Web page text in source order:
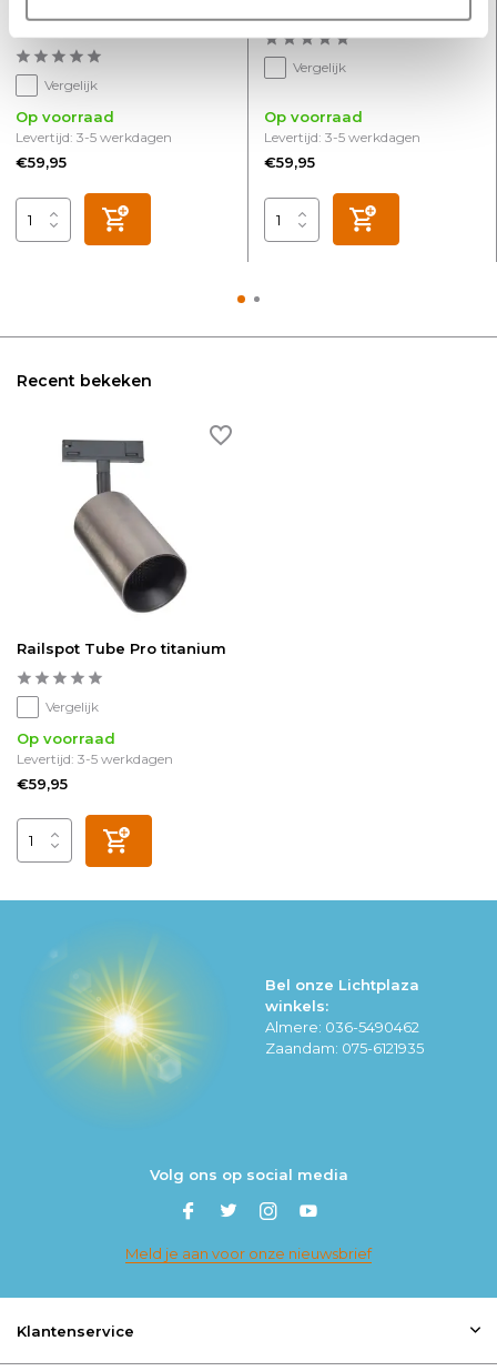
goud
Vergelijk
Op voorraad
Levertijd: 3-5 werkdagen
€59,95
Vergelijk
Op voorraad
Levertijd: 3-5 werkdagen
€59,95
Recent bekeken
Railspot Tube Pro titanium
Vergelijk
Op voorraad
Levertijd: 3-5 werkdagen
€59,95
Bel onze Lichtplaza
winkels:
Almere: 036-5490462
Zaandam: 075-6121935
Volg ons op social media
Meld je aan voor onze nieuwsbrief
Klantenservice